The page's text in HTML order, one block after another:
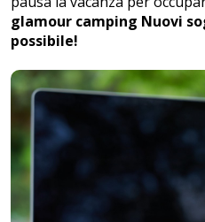
glamour camping Nuovi
possibile!